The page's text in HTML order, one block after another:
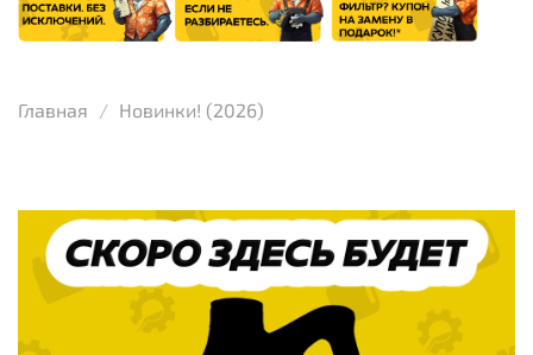
Главная Новинки! (2026)